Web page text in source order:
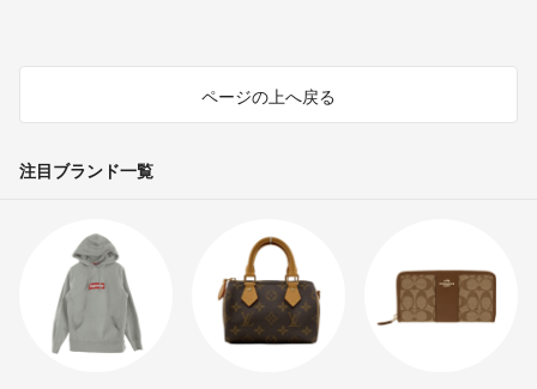
ページの上へ戻る
注目ブランド一覧